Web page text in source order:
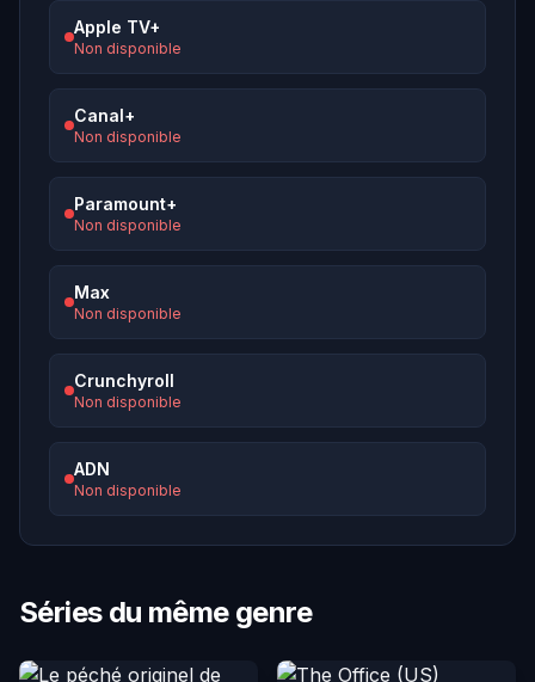
Apple TV+
Non disponible
Canal+
Non disponible
Paramount+
Non disponible
Max
Non disponible
Crunchyroll
Non disponible
ADN
Non disponible
Séries du même genre